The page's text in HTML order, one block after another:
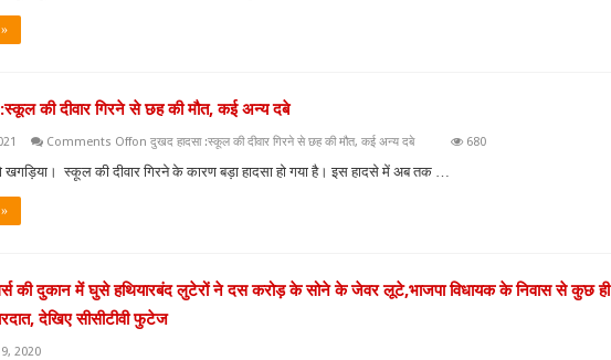
की दीवार गिरने से छह की मौत, कई अन्य दबे
Comments Offon दुखद हादसा :स्कूल की दीवार गिरने से छह की मौत, कई अन्य दबे 680
खगड़िया। स्‍कूल की दीवार गिरने के कारण बड़ा हादसा हो गया है। इस हादसे में अब तक …
की दुकान में घुसे हथियारबंद लुटेरों ने दस करोड़ के सोने के जेवर लूटे,भाजपा विधायक के निवास से कुछ ही
देखिए सीसीटीवी फुटेज
2020